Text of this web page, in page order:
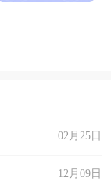
02月25日
12月09日